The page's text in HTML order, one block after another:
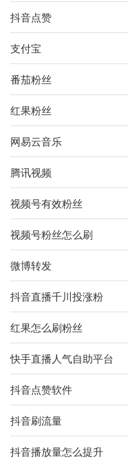
抖音点赞
支付宝
番茄粉丝
红果粉丝
网易云音乐
腾讯视频
视频号有效粉丝
视频号粉丝怎么刷
微博转发
抖音直播千川投涨粉
红果怎么刷粉丝
快手直播人气自助平台
抖音点赞软件
抖音刷流量
抖音播放量怎么提升